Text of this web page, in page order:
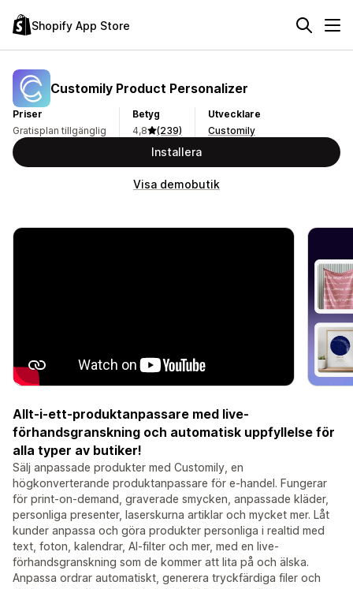
Shopify App Store
Customily Product Personalizer
Priser
Gratisplan tillgänglig
Betyg
4,8
(239)
Utvecklare
Customily
Installera
Visa demobutik
Allt-i-ett-produktanpassare med live-
förhandsgranskning och automatisk uppfyllelse för
alla typer av butiker!
Sälj anpassade produkter med Customily, en
högkonverterande produktanpassare för e-handel. Fungerar
för print-on-demand, graverade smycken, anpassade kläder,
personliga presenter, laserskurna artiklar och mycket mer. Låt
kunder anpassa och göra produkter personliga i realtid med
text, foton, kalendrar, AI-filter och mer, med en live-
förhandsgranskning som de kommer att lita på och älska.
Anpassa ordrar automatiskt, generera tryckfärdiga filer och